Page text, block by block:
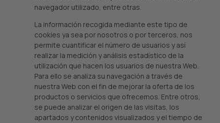
navegador utilizado, entre otras.
La información recogida mediante este tipo de
cookies ya sea por nosotros o por terceros, nos
permite cuantificar el número de usuarios y así
realizar la medición y análisis estadístico de la
utilización que hacen los usuarios de nuestra Web.
Para ello se analiza su navegación a través de
nuestra Web con el fin de mejorar la oferta de los
productos o servicios que ofrecemos. Entre otros,
se puede analizar el origen de las visitas, los
apartados y contenidos visualizados y el tiempo de